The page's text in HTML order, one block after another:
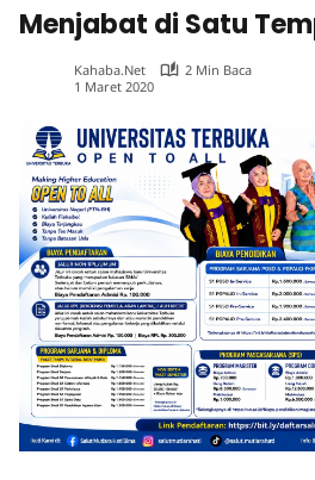
Menjabat di Satu
Kahaba.net
2 Min Baca
1 Maret 2020